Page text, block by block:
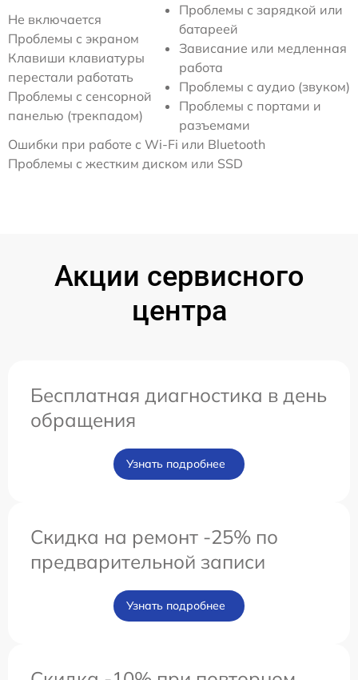
Не включается
Проблемы с экраном
Клавиши клавиатуры
перестали работать
Проблемы с сенсорной
панелью (трекпадом)
Проблемы с зарядкой или
батареей
Зависание или медленная
работа
Проблемы с аудио (звуком)
Проблемы с портами и
разъемами
Ошибки при работе с Wi-Fi или Bluetooth
Проблемы с жестким диском или SSD
Акции сервисного
центра
Бесплатная диагностика в день
обращения
Узнать подробнее
Скидка на ремонт -25% по
предварительной записи
Узнать подробнее